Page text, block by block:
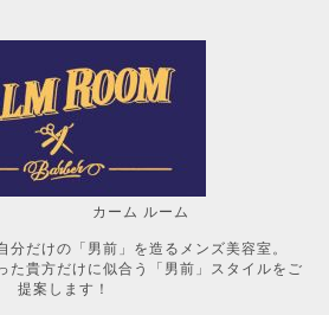
ム ルーム
」を造るメンズ美容室。
た貴方だけに似合う「男前」スタイルをご
提案します！